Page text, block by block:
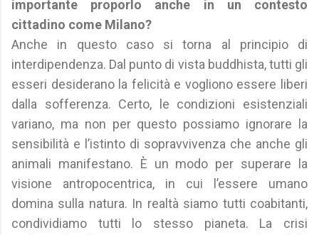
importante proporlo anche in un contesto
cittadino come Milano?
Anche in questo caso si torna al principio di
interdipendenza. Dal punto di vista buddhista, tutti gli
esseri desiderano la felicità e vogliono essere liberi
dalla sofferenza. Certo, le condizioni esistenziali
variano, ma non per questo possiamo ignorare la
sensibilità e l’istinto di sopravvivenza che anche gli
animali manifestano. È un modo per superare la
visione antropocentrica, in cui l’essere umano
domina sulla natura. In realtà siamo tutti coabitanti,
condividiamo tutti lo stesso pianeta. La crisi